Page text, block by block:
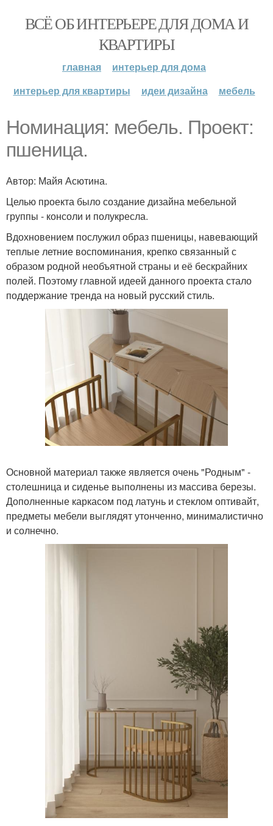
ВСЁ ОБ ИНТЕРЬЕРЕ ДЛЯ ДОМА И
КВАРТИРЫ
главная
интерьер для дома
интерьер для квартиры
идеи дизайна мебель
Номинация: мебель. Проект:
пшеница.
Автор: Майя Асютина.
Целью проекта было создание дизайна мебельной
группы - консоли и полукресла.
Вдохновением послужил образ пшеницы, навевающий
теплые летние воспоминания, крепко связанный с
образом родной необъятной страны и её бескрайних
полей. Поэтому главной идеей данного проекта стало
поддержание тренда на новый русский стиль.
Основной материал также является очень "Родным" -
столешница и сиденье выполнены из массива березы.
Дополненные каркасом под латунь и стеклом оптивайт,
предметы мебели выглядят утонченно, минималистично
и солнечно.